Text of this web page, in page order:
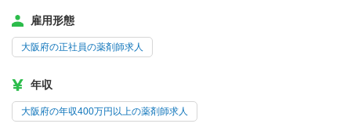
雇用形態
大阪府の正社員の薬剤師求人
年収
大阪府の年収400万円以上の薬剤師求人